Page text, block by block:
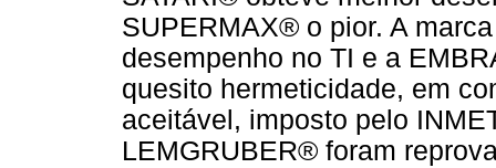
SUPERMAX® o pior. A
desempenho no TI e a
quesito hermeticidade, em
aceitável, imposto pelo
LEMGRUBER® foram